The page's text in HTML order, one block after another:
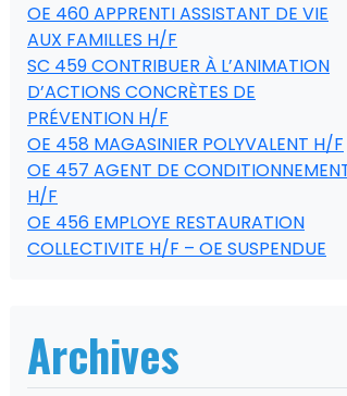
OE 460 APPRENTI ASSISTANT DE VIE
AUX FAMILLES H/F
SC 459 CONTRIBUER À L’ANIMATION
D’ACTIONS CONCRÈTES DE
PRÉVENTION H/F
OE 458 MAGASINIER POLYVALENT H/F
OE 457 AGENT DE
H/F
OE 456 EMPLOYE RESTAURATION
COLLECTIVITE H/F – OE SUSPENDUE
Archives